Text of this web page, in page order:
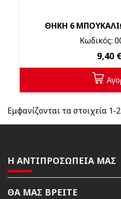
ΘΗΚΗ 6
Κωδικός:
9,40
Εμφανίζονται τα στοιχεία 1-
Η ΑΝΤΙΠΡΟΣΩΠΕΙΑ ΜΑΣ
ΘΑ ΜΑΣ ΒΡΕΙΤΕ